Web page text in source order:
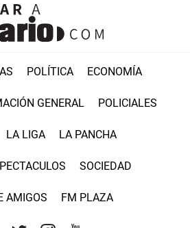
POLÍTICA ECONOMÍA
GENERAL POLICIALES
LA LIGA LA PANCHA
SOCIEDAD
AMIGOS FM PLAZA